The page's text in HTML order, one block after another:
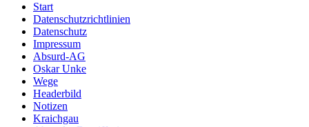
Start
Datenschutzrichtlinien
Datenschutz
Impressum
Absurd-AG
Oskar Unke
Wege
Headerbild
Notizen
Kraichgau